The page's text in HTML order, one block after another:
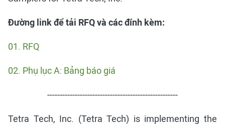
Đường link để tải RFQ và các đính kèm:
01. RFQ
02. Phụ lục A: Bảng báo giá
----------------------------------------------------
Tetra Tech, Inc. (Tetra Tech) is implementing the